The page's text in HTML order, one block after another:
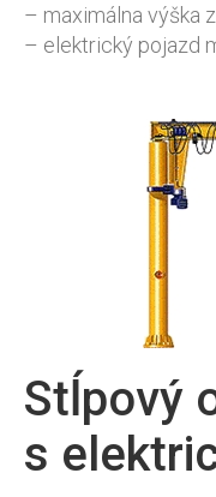
– maximálna výška
– elektrický pojazd
Stĺpový
s